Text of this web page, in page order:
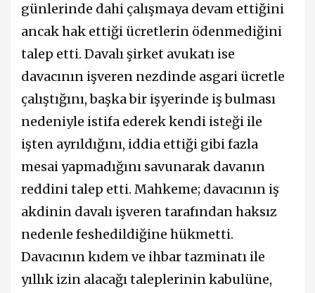
günlerinde dahi çalışmaya devam ettiğini
ancak hak ettiği ücretlerin ödenmediğini
talep etti. Davalı şirket avukatı ise
davacının işveren nezdinde asgari ücretle
çalıştığını, başka bir işyerinde iş bulması
nedeniyle istifa ederek kendi isteği ile
işten ayrıldığını, iddia ettiği gibi fazla
mesai yapmadığını savunarak davanın
reddini talep etti. Mahkeme; davacının iş
akdinin davalı işveren tarafından haksız
nedenle feshedildiğine hükmetti.
Davacının kıdem ve ihbar tazminatı ile
yıllık izin alacağı taleplerinin kabulüne,